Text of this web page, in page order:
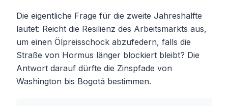
Die eigentliche Frage für die zweite Jahreshälfte
lautet: Reicht die Resilienz des Arbeitsmarkts aus,
um einen Ölpreisschock abzufedern, falls die
Straße von Hormus länger blockiert bleibt? Die
Antwort darauf dürfte die Zinspfade von
Washington bis Bogotá bestimmen.